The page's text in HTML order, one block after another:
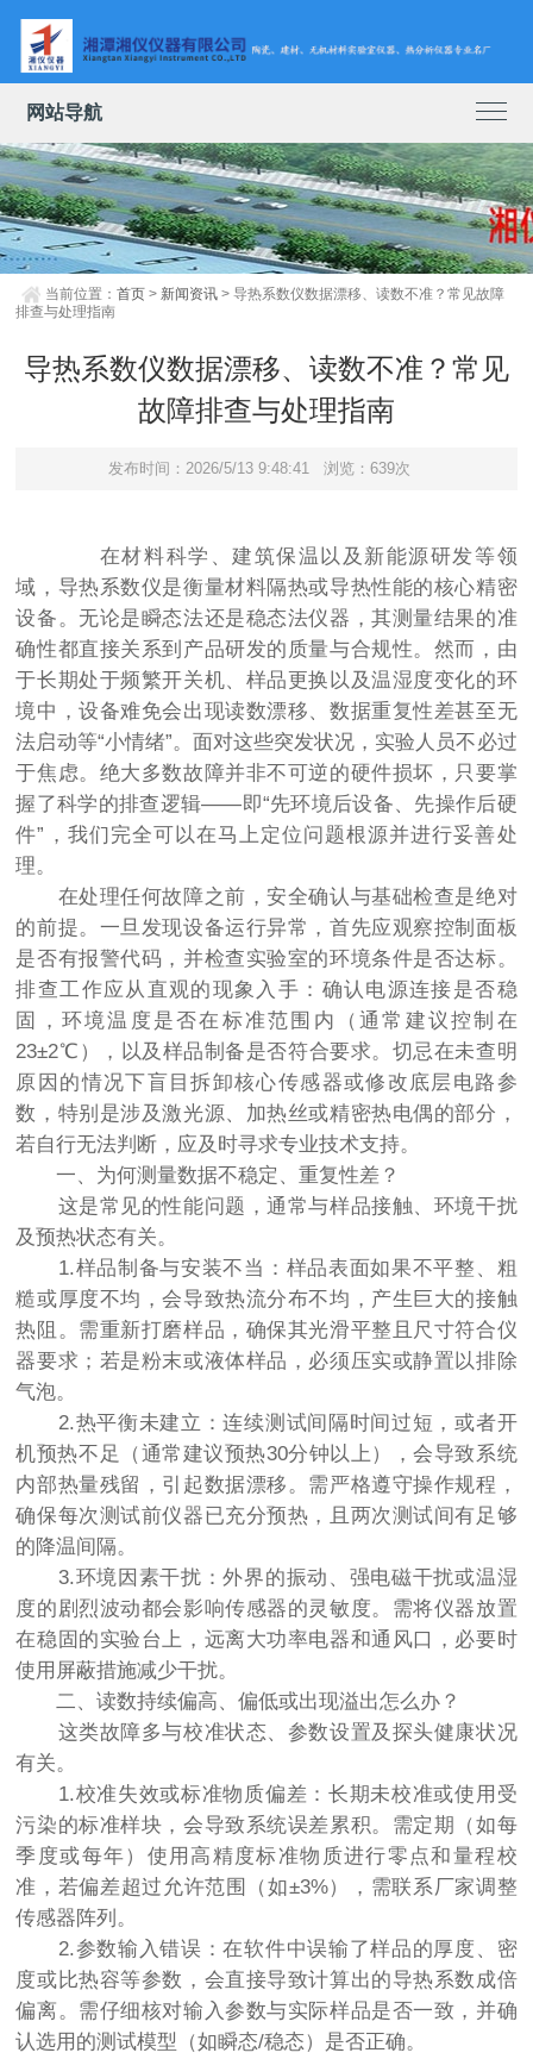
网站导航
当前位置：首页 > 新闻资讯 > 导热系数仪数据漂移、读数不准？常见故障
排查与处理指南
导热系数仪数据漂移、读数不准？常见
故障排查与处理指南
发布时间：2026/5/13 9:48:41 浏览：639次
在材料科学、建筑保温以及新能源研发等领
域，导热系数仪是衡量材料隔热或导热性能的核心精密
设备。无论是瞬态法还是稳态法仪器，其测量结果的准
确性都直接关系到产品研发的质量与合规性。然而，由
于长期处于频繁开关机、样品更换以及温湿度变化的环
境中，设备难免会出现读数漂移、数据重复性差甚至无
法启动等“小情绪”。面对这些突发状况，实验人员不必过
于焦虑。绝大多数故障并非不可逆的硬件损坏，只要掌
握了科学的排查逻辑——即“先环境后设备、先操作后硬
件”，我们完全可以在马上定位问题根源并进行妥善处
理。
在处理任何故障之前，安全确认与基础检查是绝对
的前提。一旦发现设备运行异常，首先应观察控制面板
是否有报警代码，并检查实验室的环境条件是否达标。
排查工作应从直观的现象入手：确认电源连接是否稳
固，环境温度是否在标准范围内（通常建议控制在
23±2℃），以及样品制备是否符合要求。切忌在未查明
原因的情况下盲目拆卸核心传感器或修改底层电路参
数，特别是涉及激光源、加热丝或精密热电偶的部分，
若自行无法判断，应及时寻求专业技术支持。
一、为何测量数据不稳定、重复性差？
这是常见的性能问题，通常与样品接触、环境干扰
及预热状态有关。
1.样品制备与安装不当：样品表面如果不平整、粗
糙或厚度不均，会导致热流分布不均，产生巨大的接触
热阻。需重新打磨样品，确保其光滑平整且尺寸符合仪
器要求；若是粉末或液体样品，必须压实或静置以排除
气泡。
2.热平衡未建立：连续测试间隔时间过短，或者开
机预热不足（通常建议预热30分钟以上），会导致系统
内部热量残留，引起数据漂移。需严格遵守操作规程，
确保每次测试前仪器已充分预热，且两次测试间有足够
的降温间隔。
3.环境因素干扰：外界的振动、强电磁干扰或温湿
度的剧烈波动都会影响传感器的灵敏度。需将仪器放置
在稳固的实验台上，远离大功率电器和通风口，必要时
使用屏蔽措施减少干扰。
二、读数持续偏高、偏低或出现溢出怎么办？
这类故障多与校准状态、参数设置及探头健康状况
有关。
1.校准失效或标准物质偏差：长期未校准或使用受
污染的标准样块，会导致系统误差累积。需定期（如每
季度或每年）使用高精度标准物质进行零点和量程校
准，若偏差超过允许范围（如±3%），需联系厂家调整
传感器阵列。
2.参数输入错误：在软件中误输了样品的厚度、密
度或比热容等参数，会直接导致计算出的导热系数成倍
偏离。需仔细核对输入参数与实际样品是否一致，并确
认选用的测试模型（如瞬态/稳态）是否正确。